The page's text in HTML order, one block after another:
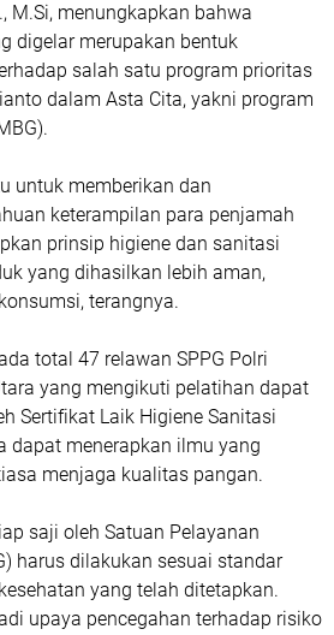
M.Si, menungkapkan bahwa
digelar merupakan bentuk
salah satu program prioritas
dalam Asta Cita, yakni program
untuk memberikan dan
keterampilan para penjamah
prinsip higiene dan sanitasi
yang dihasilkan lebih aman,
terangnya.
total 47 relawan SPPG Polri
yang mengikuti pelatihan dapat
Sertifikat Laik Higiene Sanitasi
dapat menerapkan ilmu yang
menjaga kualitas pangan.
saji oleh Satuan Pelayanan
harus dilakukan sesuai standar
yang telah ditetapkan.
upaya pencegahan terhadap risiko